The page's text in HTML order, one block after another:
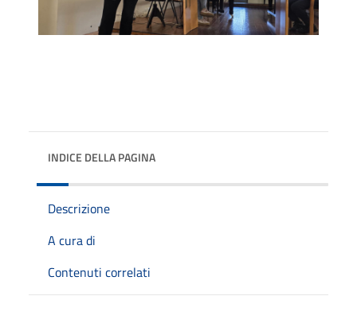
INDICE DELLA PAGINA
Descrizione
A cura di
Contenuti correlati